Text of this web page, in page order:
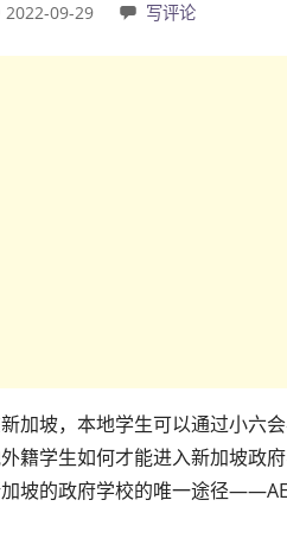
2022-09-29 写评论
加坡，本地学生可以通过小六
籍学生如何才能进入新加坡政
坡的政府学校的唯一途径